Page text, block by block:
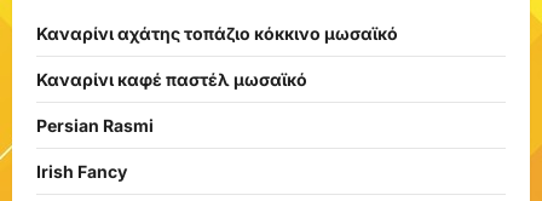
Καναρίνι αχάτης τοπάζιο κόκκινο μωσαϊκό
Καναρίνι καφέ παστέλ μωσαϊκό
Persian Rasmi
Irish Fancy